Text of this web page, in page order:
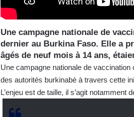
Une campagne nationale de
dernier au Burkina Faso. Elle a
âgés de neuf mois à 14 ans,
Une campagne nationale de vaccination
des autorités burkinabè à travers cette
L’enjeu est de taille, il s’agit